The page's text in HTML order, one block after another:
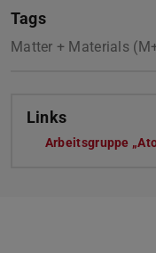
Tags
Matter + Materials
Links
Arbeitsgruppe